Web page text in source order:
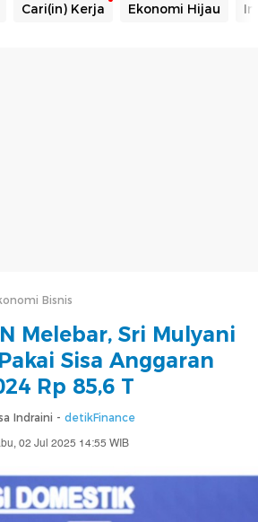
Cari(in) Kerja Ekonomi Hijau
Bisnis
Melebar, Sri Mulyani
Sisa Anggaran
Rp 85,6 T
Indraini - detikFinance
02 Jul 2025 14:55 WIB